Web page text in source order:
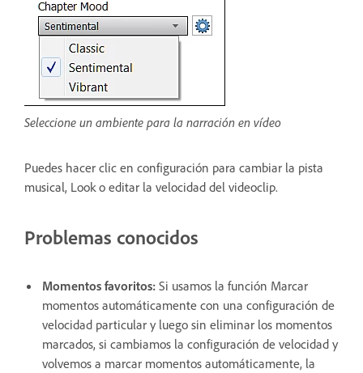
Seleccione un ambiente para la narración en vídeo
Puedes hacer clic en configuración para cambiar la pista
musical, Look o editar la velocidad del videoclip.
Problemas conocidos
Momentos favoritos: Si usamos la función Marcar
momentos automáticamente con una configuración de
velocidad particular y luego sin eliminar los momentos
marcados, si cambiamos la configuración de velocidad y
volvemos a marcar momentos automáticamente, la